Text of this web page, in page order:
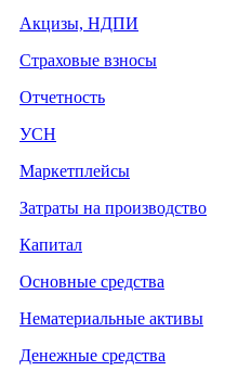
Акцизы, НДПИ
Страховые взносы
Отчетность
УСН
Маркетплейсы
Затраты на производство
Капитал
Основные средства
Нематериальные активы
Денежные средства